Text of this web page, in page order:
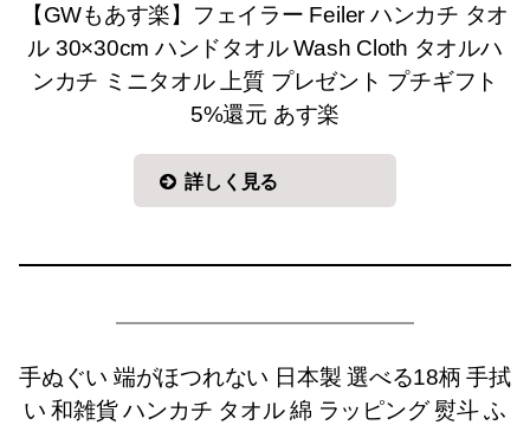
【GWもあす楽】フェイラー Feiler ハンカチ タオ
ル 30×30cm ハンドタオル Wash Cloth タオルハ
ンカチ ミニタオル 上質 プレゼント プチギフト
5%還元 あす楽
詳しく見る
手ぬぐい 端がほつれない 日本製 選べる18柄 手拭
い 和雑貨 ハンカチ タオル 綿 ラッピング 熨斗 ふ